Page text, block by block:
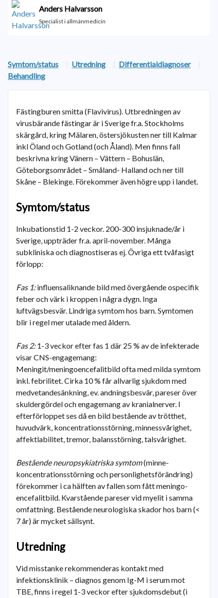
Anders Halvarsson
Specialist i allmänmedicin
Symtom/status | Utredning | Differentialdiagnoser
|
Behandling
Fästingburen smitta (Flavivirus). Utbredningen av
virusbärande fästingar är i Sverige fr.a. Stockholms
skärgård, kring Mälaren, östersjökusten ner till Kalmar
inkl Öland och Gotland (och Åland). Men finns fall
beskrivna kring Vänern – Vättern – Bohuslän,
Göteborgsområdet – Småland- Halland och ner till
Skåne – Blekinge. Förekommer även högre upp i landet.
Symtom/status
Inkubationstid 1-2 veckor. 200-300 insjuknade/år i
Sverige, uppträder fr.a. april-november. Många
subkliniska och diagnostiseras ej. Övriga ett tvåfasigt
förlopp:
Fas 1:influensaliknande bild med övergående ospecifik
feber och värk i kroppen i några dygn. Inga
luftvägsbesvär. Lindriga symtom hos barn. Symtomen
blir i regel mer utalade med åldern.
Fas 2:1-3 veckor efter fas 1 där 25 % av de infekterade
visar CNS-engagemang:
Meningit/meningoencefalitbild ofta med milda symtom
inkl. febrilitet. Cirka 10 % får allvarlig sjukdom med
medvetandesänkning, ev. andningsbesvär, pareser över
skuldergördel och engagemang av kranialnerver. I
efterförloppet ses då en bild bestående av trötthet,
huvudvärk, koncentrationsstörning, minnessvårighet,
affektlabilitet, tremor, balansstörning, talsvårighet.
Bestående neuropsykiatriska symtom(minne-
koncentrationsstörning och personlighetsförändring)
förekommer i ca hälften av fallen som fått meningo-
encefalitbild. Kvarstående pareser vid myelit i samma
omfattning. Bestående neurologiska skador hos barn (<
7 år) är mycket sällsynt.
Utredning
Vid misstanke rekommenderas kontakt med
infektionsklinik – diagnos genom Ig-M i serum mot
TBE, finns i regel 1-3 veckor efter sjukdomsdebut (i